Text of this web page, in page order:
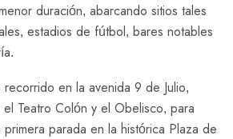
duración, abarcando sitios tales
estadios de fútbol, bares notables
recorrido en la avenida 9 de Julio,
Teatro Colón y el Obelisco, para
parada en la histórica Plaza de